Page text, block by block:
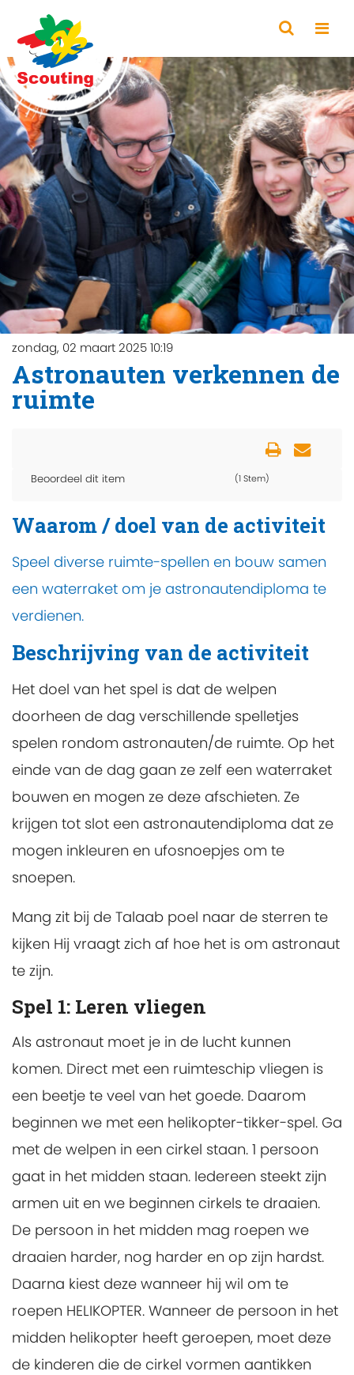
zondag, 02 maart 2025 10:19
Astronauten verkennen de
ruimte
Beoordeel dit item (1 Stem)
Waarom / doel van de activiteit
Speel diverse ruimte-spellen en bouw samen
een waterraket om je astronautendiploma te
verdienen.
Beschrijving van de activiteit
Het doel van het spel is dat de welpen
doorheen de dag verschillende spelletjes
spelen rondom astronauten/de ruimte. Op het
einde van de dag gaan ze zelf een waterraket
bouwen en mogen ze deze afschieten. Ze
krijgen tot slot een astronautendiploma dat ze
mogen inkleuren en ufosnoepjes om te
snoepen.
Mang zit bij de Talaab poel naar de sterren te
kijken Hij vraagt zich af hoe het is om astronaut
te zijn.
Spel 1: Leren vliegen
Als astronaut moet je in de lucht kunnen
komen. Direct met een ruimteschip vliegen is
een beetje te veel van het goede. Daarom
beginnen we met een helikopter-tikker-spel. Ga
met de welpen in een cirkel staan. 1 persoon
gaat in het midden staan. Iedereen steekt zijn
armen uit en we beginnen cirkels te draaien.
De persoon in het midden mag roepen we
draaien harder, nog harder en op zijn hardst.
Daarna kiest deze wanneer hij wil om te
roepen HELIKOPTER. Wanneer de persoon in het
midden helikopter heeft geroepen, moet deze
de kinderen die de cirkel vormen aantikken